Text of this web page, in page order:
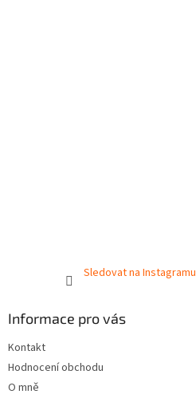
Sledovat na Instagramu
Informace pro vás
Kontakt
Hodnocení obchodu
O mně